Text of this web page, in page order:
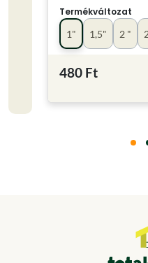
Termékváltozat
1"
1,5" 2 "
480 Ft